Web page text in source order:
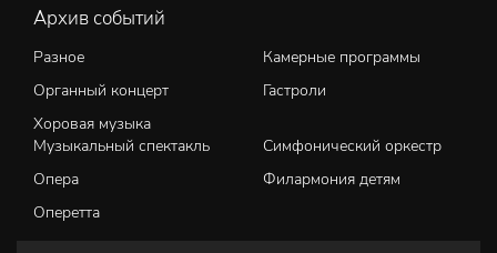
Архив событий
Разное
Камерные программы
Органный концерт
Гастроли
Хоровая музыка
Музыкальный спектакль
Симфонический оркестр
Опера
Филармония детям
Оперетта